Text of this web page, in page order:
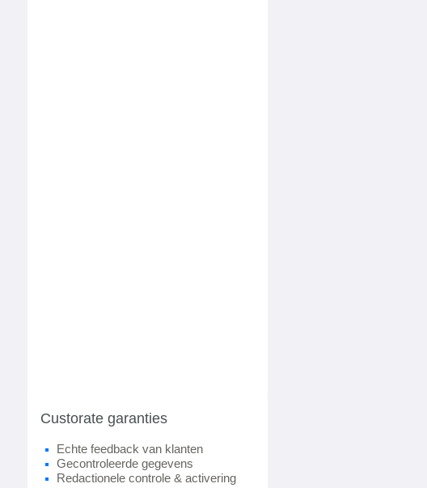
Custorate garanties
Echte feedback van klanten
Gecontroleerde gegevens
Redactionele controle & activering